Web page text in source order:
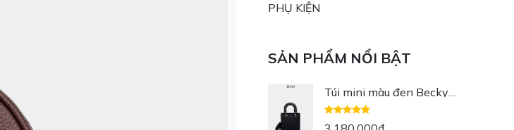
PHỤ KIỆN
SẢN PHẨM NỔI BẬT
Túi mini màu đen Becky
Mini da thật